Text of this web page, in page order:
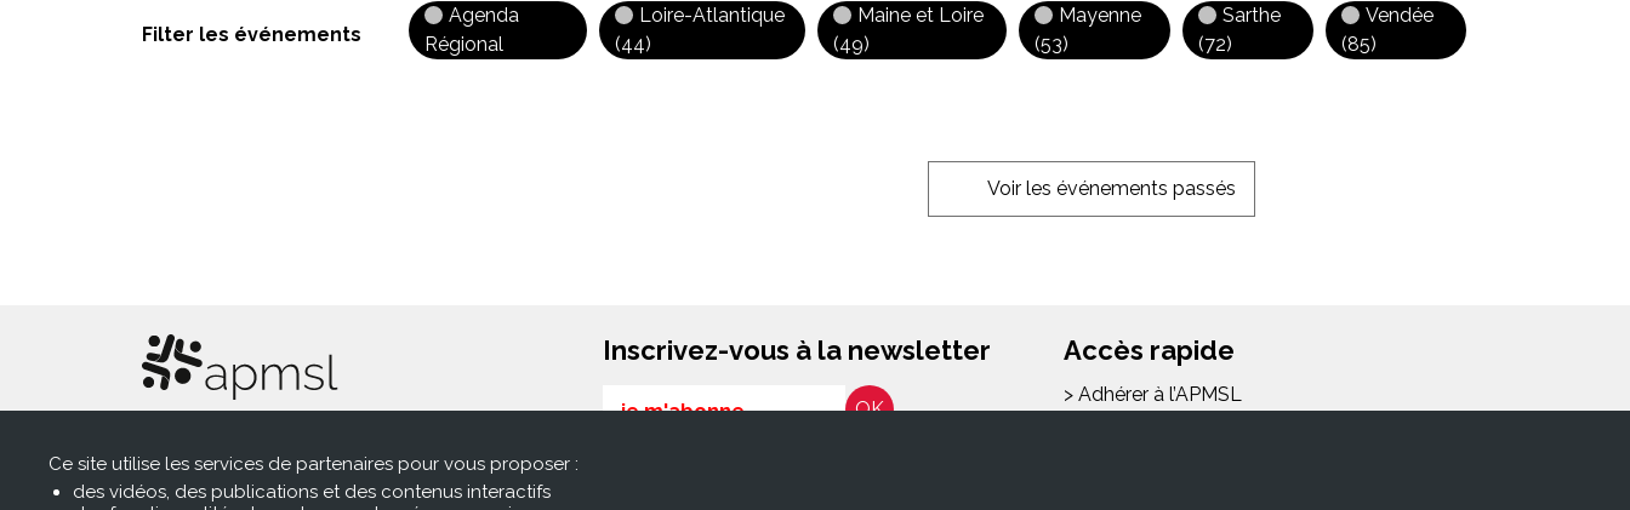
Agenda
Régional
Loire-Atlantique
(44)
Maine et Loire
(49)
Mayenne
(53)
Sarthe
(72)
Vendée
(85)
Voir les événements passés
l’exercice coordonné pluriprofessionnel
en Pays de la Loire
Inscrivez-vous à la newsletter
Email
Accès rapide
> Adhérer à l’APMSL
Ce site utilise les services de partenaires pour vous proposer :
des vidéos, des publications et des contenus interactifs